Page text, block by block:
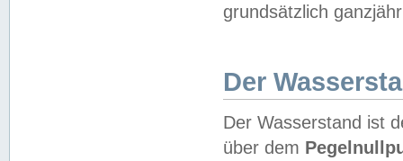
grundsätzlich
Der
Der Wasserstand ist
über dem